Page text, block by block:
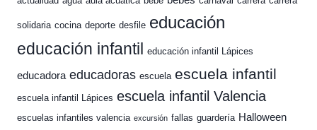
solidaria cocina deporte desfile educación
educación infantil educación infantil Lápices
educadora educadoras escuela escuela infantil
escuela infantil Lápices escuela infantil Valencia
escuelas infantiles valencia excursión fallas guardería Halloween